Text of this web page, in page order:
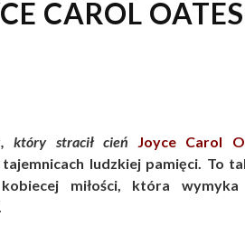
CAROL OATES
który stracił cień Joyce Carol
ludzkiej pamięci. To
miłości, która